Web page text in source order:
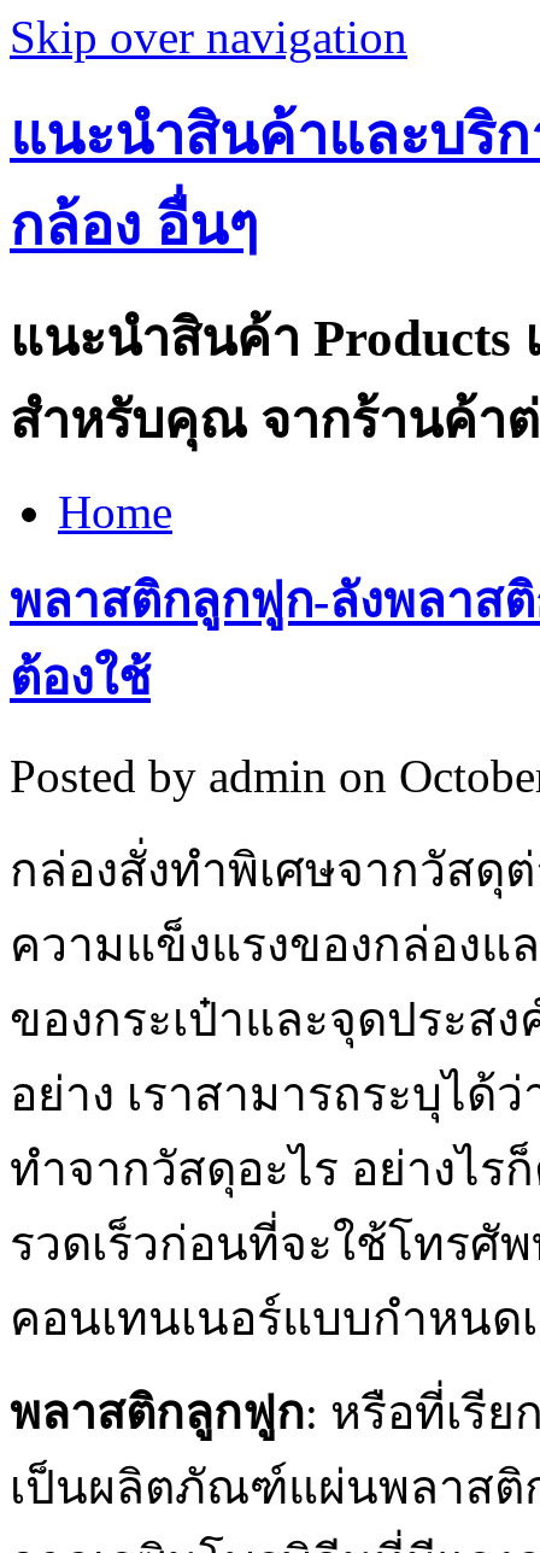
Skip over navigation
แนะนำสินค้าและบริ
กล้อง อื่นๆ
แนะนำสินค้า Products
สำหรับคุณ จากร้านค้าต่
Home
พลาสติกลูกฟูก-ลังพลาส
ต้องใช้
Posted by admin on
กล่องสั่งทำพิเศษจากวัสดุ
ความแข็งแรงของกล่องแ
ของกระเป๋าและจุดประส
อย่าง เราสามารถระบุได้
ทำจากวัสดุอะไร อย่างไร
รวดเร็วก่อนที่จะใช้โทรศั
คอนเทนเนอร์แบบกำหนด
พลาสติกลูกฟูก: หรือที่เรีย
เป็นผลิตภัณฑ์แผ่นพลาสติ